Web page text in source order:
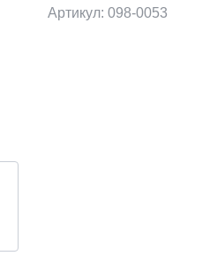
Артикул: 098-0053